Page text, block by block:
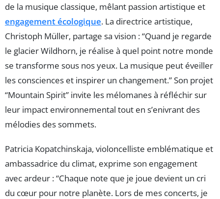
de la musique classique, mêlant passion artistique et
engagement écologique. La directrice artistique,
Christoph Müller, partage sa vision : “Quand je regarde
le glacier Wildhorn, je réalise à quel point notre monde
se transforme sous nos yeux. La musique peut éveiller
les consciences et inspirer un changement.” Son projet
“Mountain Spirit” invite les mélomanes à réfléchir sur
leur impact environnemental tout en s’enivrant des
mélodies des sommets.
Patricia Kopatchinskaja, violoncelliste emblématique et
ambassadrice du climat, exprime son engagement
avec ardeur : “Chaque note que je joue devient un cri
du cœur pour notre planète. Lors de mes concerts, je